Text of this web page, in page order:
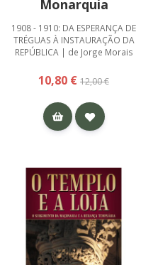
Monarquia
1908 - 1910: DA ESPERANÇA DE
TRÉGUAS À INSTAURAÇÃO DA
REPÚBLICA | de Jorge Morais
10,80 € 12,00 €